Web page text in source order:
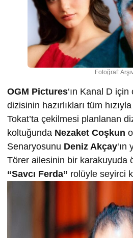
Fotoğraf:
OGM Pictures‘ın Kanal D
dizisinin hazırlıkları tüm
Tokat’ta çekilmesi planlanan
koltuğunda Nezaket Coşkun
Senaryosunu Deniz Akçay
Törer ailesinin bir karakuyuda
“Savcı Ferda” rolüyle seyirci